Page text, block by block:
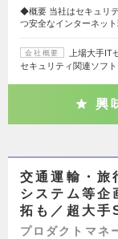
◆概要 当社はセキュリ
つ安全なインターネッ
会社概要
上場大手IT
セキュリティ関連ソフ
興
交通運輸・旅
システム等企
拓も／超大
プロダクトマネ